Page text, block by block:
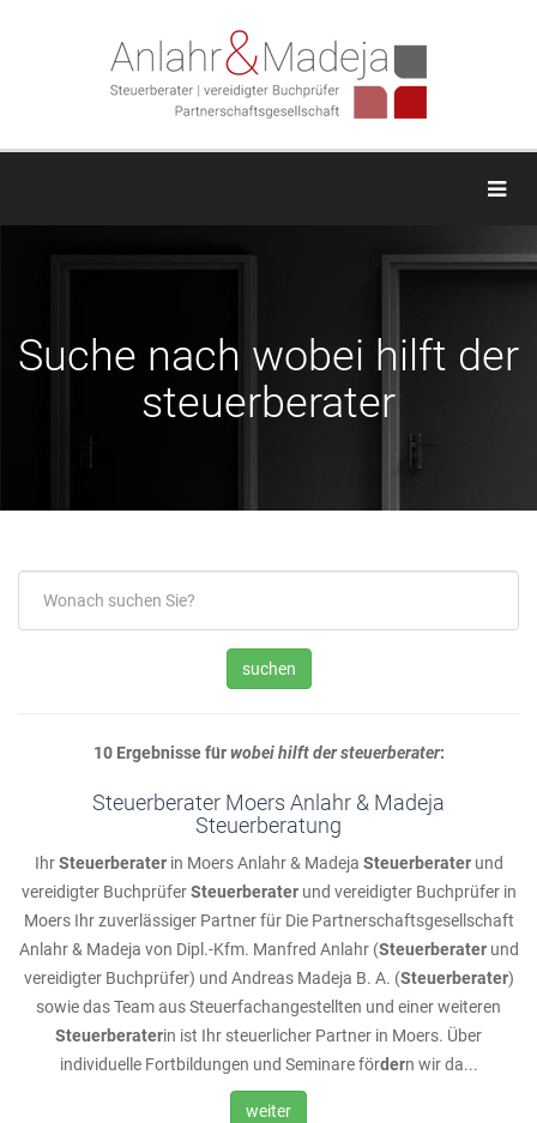
Suche nach wobei hilft der
steuerberater
suchen
10 Ergebnisse fürwobei hilft der steuerberater:
Steuerberater Moers Anlahr & Madeja
Steuerberatung
IhrSteuerberaterin Moers Anlahr & Madeja Steuerberaterund
vereidigter BuchprüferSteuerberaterund vereidigter Buchprüfer in
Moers Ihr zuverlässiger Partner für Die Partnerschaftsgesellschaft
Anlahr & Madeja von Dipl.-Kfm. Manfred Anlahr (Steuerberaterund
vereidigter Buchprüfer) und Andreas Madeja B. A. (Steuerberater)
sowie das Team aus Steuerfachangestellten und einer weiteren
Steuerberaterin ist Ihr steuerlicher Partner in Moers. Über
individuelle Fortbildungen und Seminare fördern wir da...
weiter